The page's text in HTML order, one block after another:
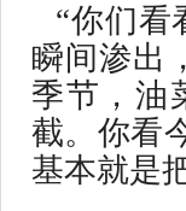
“你们看
瞬间渗出
季节，油
截。你看
基本就是